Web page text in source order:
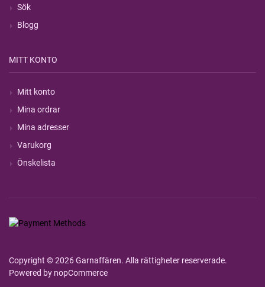
Sök
Blogg
MITT KONTO
Mitt konto
Mina ordrar
Mina adresser
Varukorg
Önskelista
Copyright © 2026 Garnaffären. Alla rättigheter reserverade.
Powered by nopCommerce